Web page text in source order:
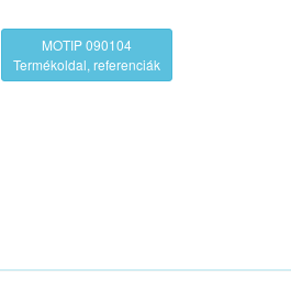
MOTIP 090104
Termékoldal, referenciák